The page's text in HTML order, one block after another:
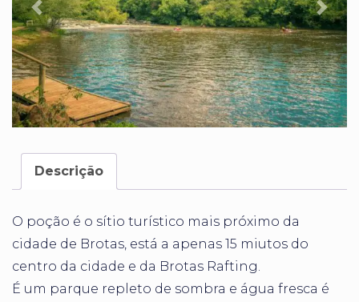
Previous Next
Descrição
O poção é o sítio turístico mais próximo da
cidade de Brotas, está a apenas 15 miutos do
centro da cidade e da Brotas Rafting.
É um parque repleto de sombra e água fresca é